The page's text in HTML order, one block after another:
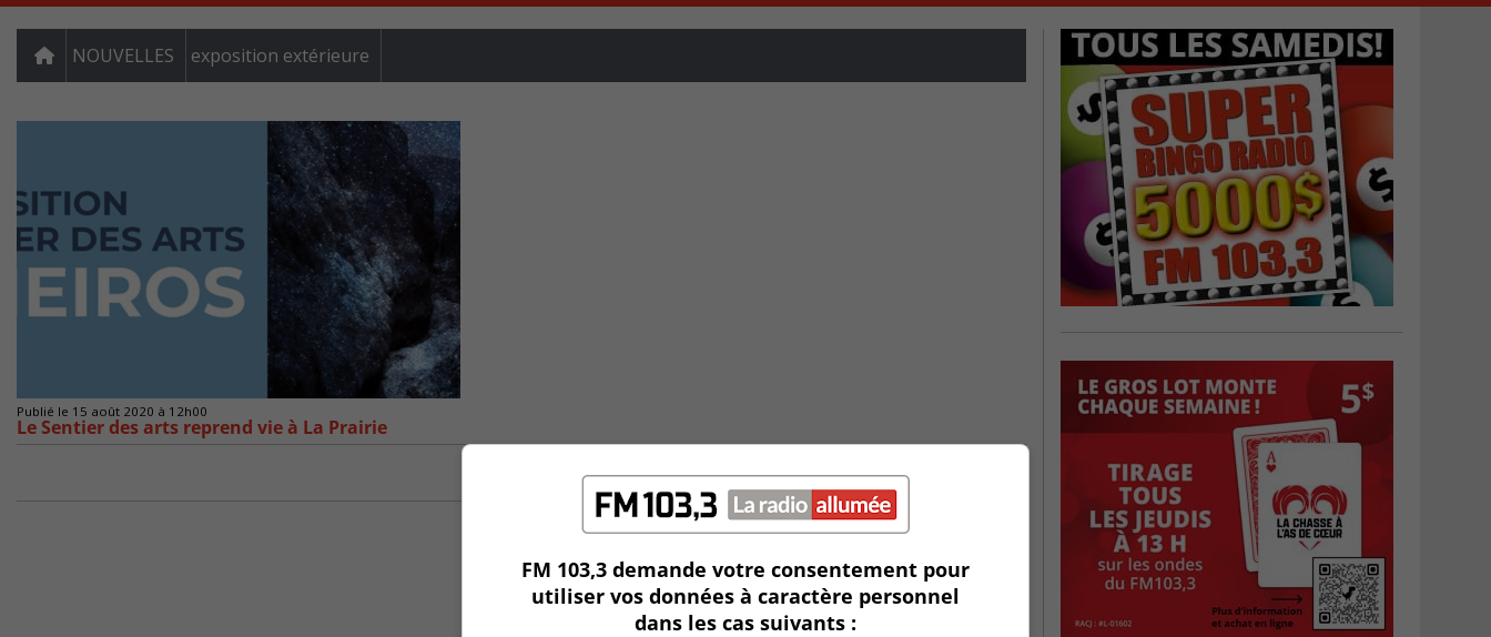
NOUVELLES exposition extérieure
Publié le 15 août 2020 à 12h00
Le Sentier des arts reprend vie à La Prairie
FM 103,3 demande votre consentement pour
utiliser vos données à caractère personnel
dans les cas suivants :